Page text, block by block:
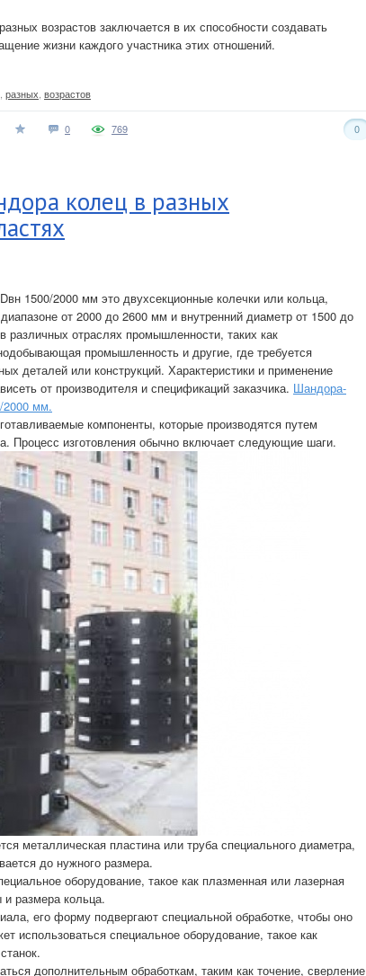
возрастов заключается в их способности создавать
жизни каждого участника этих отношений.
разных возрастов
0 0
769
колец в разных
1500/2000 мм это двухсекционные колечки или кольца,
от 2000 до 2600 мм и внутренний диаметр от 1500 до
различных отраслях промышленности, таких как
промышленность и другие, где требуется
деталей или конструкций. Характеристики и применение
от производителя и спецификаций заказчика. Шандора-
2000 мм.
компоненты, которые производятся путем
Процесс изготовления обычно включает следующие шаги.
металлическая пластина или труба специального диаметра,
до нужного размера.
оборудование, такое как плазменная или лазерная
размера кольца.
его форму подвергают специальной обработке, чтобы оно
использоваться специальное оборудование, такое как
дополнительным обработкам, таким как точение, сверление